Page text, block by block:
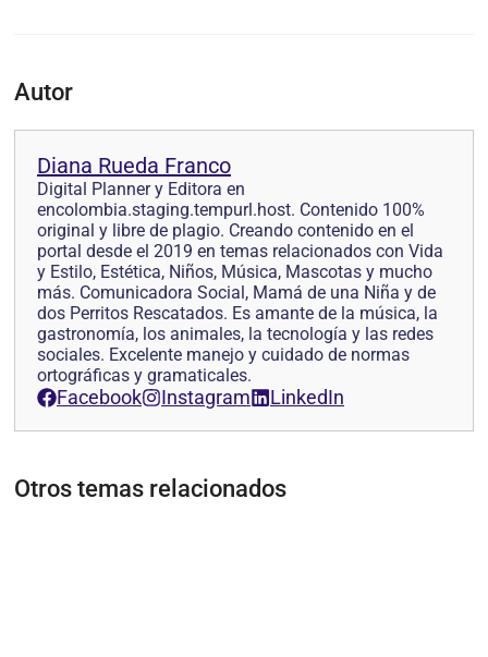
Autor
Diana Rueda Franco
Digital Planner y Editora en
encolombia.staging.tempurl.host. Contenido 100%
original y libre de plagio. Creando contenido en el
portal desde el 2019 en temas relacionados con Vida
y Estilo, Estética, Niños, Música, Mascotas y mucho
más. Comunicadora Social, Mamá de una Niña y de
dos Perritos Rescatados. Es amante de la música, la
gastronomía, los animales, la tecnología y las redes
sociales. Excelente manejo y cuidado de normas
ortográficas y gramaticales.
Facebook Instagram LinkedIn
Otros temas relacionados